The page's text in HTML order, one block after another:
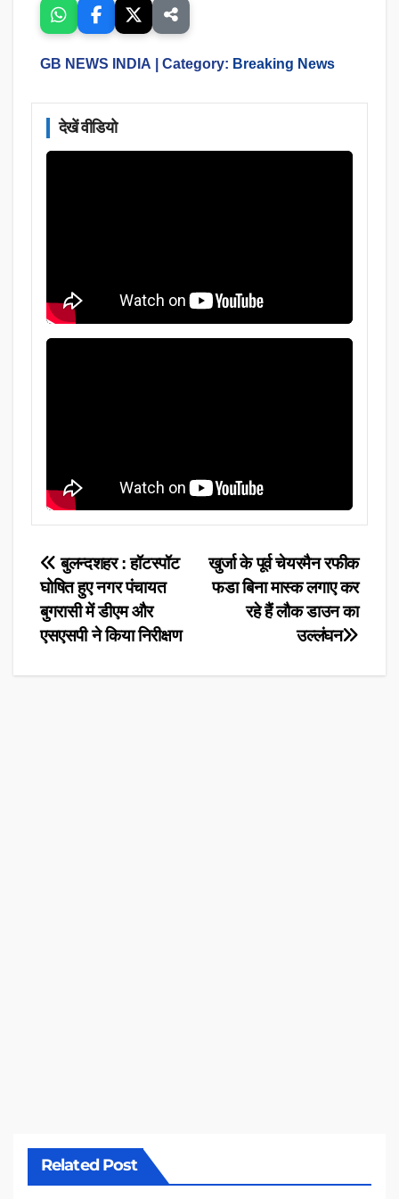
GB NEWS INDIA | Category: Breaking News
देखें वीडियो
Post
navigation
खुर्जा के पूर्व चेयरमैन रफीक
फडा बिना मास्क लगाए कर
रहे हैं लौक डाउन का
उल्लंघन
बुलन्दशहर : हॉटस्पॉट
घोषित हुए नगर पंचायत
बुगरासी में डीएम और
एसएसपी ने किया निरीक्षण
Related Post